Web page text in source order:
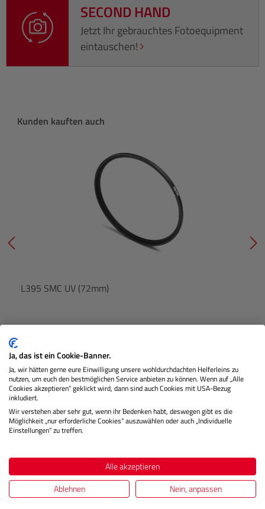
SECOND HAND
Jetzt Ihr gebrauchtes Fotoequipment
eintauschen!
Produktgalerie überspringen
Kunden kauften auch
L395 SMC UV (72mm)
Preis € 39,90
IN DEN WARENKORB
Beschreibung
Ja, das ist ein Cookie-Banner.
Ja, wir hätten gerne eure Einwilligung unsere wohldurchdachten Helferleins zu
nutzen, um euch den bestmöglichen Service anbieten zu können. Wenn auf „Alle
Cookies akzeptieren“ geklickt wird, dann sind auch Cookies mit USA-Bezug
inkludiert.
Wir verstehen aber sehr gut, wenn ihr Bedenken habt, deswegen gibt es die
Möglichkeit „nur erforderliche Cookies“ auszuwählen oder auch „Individuelle
Einstellungen“ zu treffen.
Alle akzeptieren
Ablehnen
Nein, anpassen